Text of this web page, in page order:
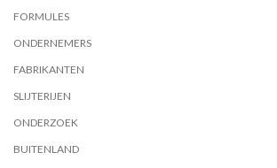
FORMULES
ONDERNEMERS
FABRIKANTEN
SLIJTERIJEN
ONDERZOEK
BUITENLAND